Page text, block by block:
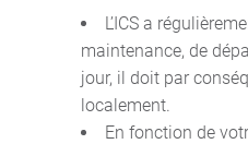
L’ICS a
maintenance, de
jour, il doit par
localement.
En fonction de